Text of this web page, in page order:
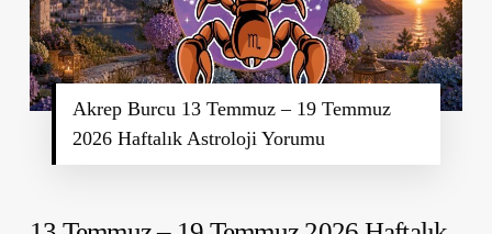
Akrep Burcu 13 Temmuz – 19 Temmuz
2026 Haftalık Astroloji Yorumu